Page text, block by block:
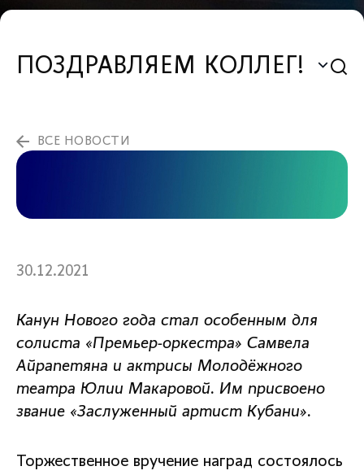
ПОЗДРАВЛЯЕМ КОЛЛЕГ!
ВСЕ НОВОСТИ
30.12.2021
Канун Нового года стал особенным для
солиста «Премьер-оркестра» Самвела
Айрапетяна и актрисы Молодёжного
театра Юлии Макаровой. Им присвоено
звание «Заслуженный артист Кубани».
Торжественное вручение наград состоялось